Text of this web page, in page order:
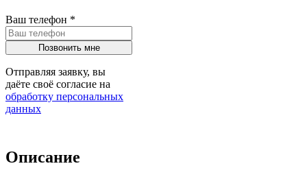
Ваш телефон *
Отправляя заявку, вы
даёте своё согласие на
обработку персональных
данных
Описание